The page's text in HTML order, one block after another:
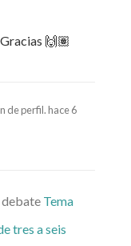
🙌🏽
de perfil.hace 6
debate Tema
tres a seis